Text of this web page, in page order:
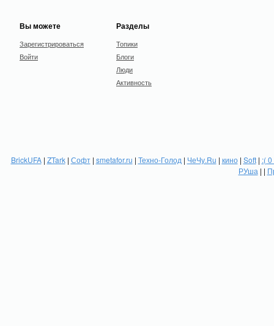
Вы можете
Зарегистрироваться
Войти
Разделы
Топики
Блоги
Люди
Активность
BrickUFA| ZTark| Софт| smetafor.ru | Техно-Голод | ЧеЧу.Ru | кино| Soft| :(
РУша | |